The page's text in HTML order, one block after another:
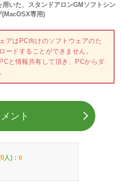
いた、スタンドアロンGMソフトシン
(MacOSX専用)
アはPC向けのソフトウェアのた
ードすることができません。
と情報共有して頂き、PCからダ
ント
0 人)： 0